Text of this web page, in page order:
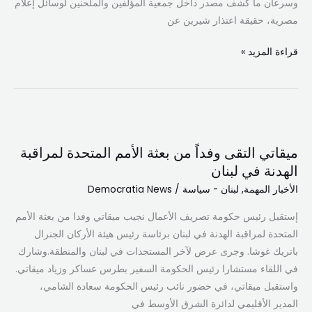
وسرعان ما كشف مصدر داخل جمعية المؤلفين والملحنين لوسائل إعلام
مصرية، حقيقة اعتذار شيرين عن
قراءة المزيد »
ميقاتي التقى وفداً من بعثة الأمم المتحدة لمراقبة
الهدنة في لبنان
الأخبار المهمة, لبنان - سياسة /
Democratia News
إستقبل رئيس حكومة تصريف الأعمال نجيب ميقاتي وفدا من بعثة الأمم
المتحدة لمراقبة الهدنة في لبنان برئاسة رئيس هيئة الأركان الجنرال
باتريك غوشا. وجرى عرض لآخر المستجدات في لبنان والمنطقة.وشارك
في اللقاء مستشارا رئيس الحكومة السفير بطرس عساكر وزياد ميقاتي.
واستقبل ميقاتي، في حضور نائب رئيس الحكومة سعادة الشامي،
المدير الأقليمي لدائرة الشرق الأوسط في
وفداً
من
بعثة
المتحدة
لمراقبة
الهدنة
في
لبنان